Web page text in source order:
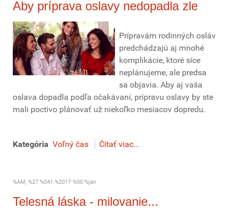
Aby príprava oslavy nedopadla zle
Prípravám rodinných osláv
predchádzajú aj mnohé
komplikácie, ktoré síce
neplánujeme, ale predsa
sa objavia. Aby aj vaša
oslava dopadla podľa očakávaní, prípravu oslavy by ste
mali poctivo plánovať už niekoľko mesiacov dopredu.
Kategória Voľný čas Čítať viac...
%AM, %27 %041 %2017 %00:%jan
Telesná láska - milovanie...